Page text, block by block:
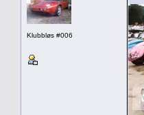
Klubbløs #006